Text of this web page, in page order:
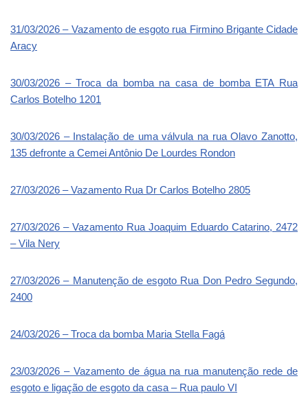
31/03/2026 – Vazamento de esgoto rua Firmino Brigante Cidade
Aracy
30/03/2026 – Troca da bomba na casa de bomba ETA Rua
Carlos Botelho 1201
30/03/2026 – Instalação de uma válvula na rua Olavo Zanotto,
135 defronte a Cemei Antônio De Lourdes Rondon
27/03/2026 – Vazamento Rua Dr Carlos Botelho 2805
27/03/2026 – Vazamento Rua Joaquim Eduardo Catarino, 2472
– Vila Nery
27/03/2026 – Manutenção de esgoto Rua Don Pedro Segundo,
2400
24/03/2026 – Troca da bomba Maria Stella Fagá
23/03/2026 – Vazamento de água na rua manutenção rede de
esgoto e ligação de esgoto da casa – Rua paulo VI